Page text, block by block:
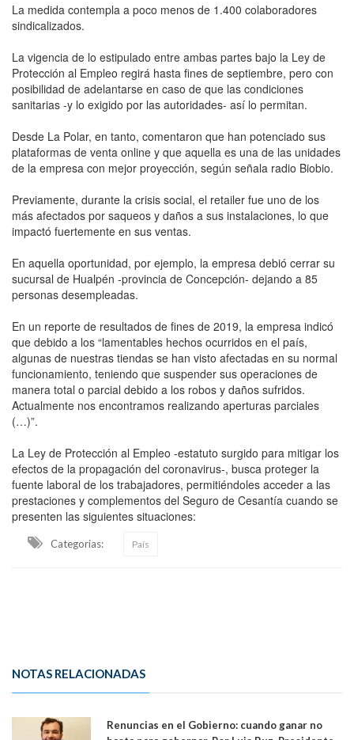
La medida contempla a poco menos de 1.400 colaboradores
sindicalizados.
La vigencia de lo estipulado entre ambas partes bajo la Ley de
Protección al Empleo regirá hasta fines de septiembre, pero con
posibilidad de adelantarse en caso de que las condiciones
sanitarias -y lo exigido por las autoridades- así lo permitan.
Desde La Polar, en tanto, comentaron que han potenciado sus
plataformas de venta online y que aquella es una de las unidades
de la empresa con mejor proyección, según señala radio Biobio.
Previamente, durante la crisis social, el retailer fue uno de los
más afectados por saqueos y daños a sus instalaciones, lo que
impactó fuertemente en sus ventas.
En aquella oportunidad, por ejemplo, la empresa debió cerrar su
sucursal de Hualpén -provincia de Concepción- dejando a 85
personas desempleadas.
En un reporte de resultados de fines de 2019, la empresa indicó
que debido a los “lamentables hechos ocurridos en el país,
algunas de nuestras tiendas se han visto afectadas en su normal
funcionamiento, teniendo que suspender sus operaciones de
manera total o parcial debido a los robos y daños sufridos.
Actualmente nos encontramos realizando aperturas parciales
(…)”.
La Ley de Protección al Empleo -estatuto surgido para mitigar los
efectos de la propagación del coronavirus-, busca proteger la
fuente laboral de los trabajadores, permitiéndoles acceder a las
prestaciones y complementos del Seguro de Cesantía cuando se
presenten las siguientes situaciones:
Categorias: País
NOTAS RELACIONADAS
Renuncias en el Gobierno: cuando ganar no